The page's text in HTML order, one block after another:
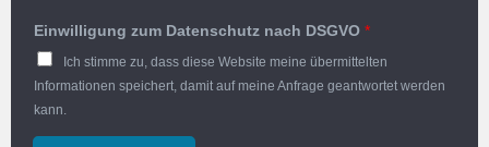
Einwilligung zum Datenschutz nach DSGVO *
Ich stimme zu, dass diese Website meine übermittelten
Informationen speichert, damit auf meine Anfrage geantwortet werden
kann.